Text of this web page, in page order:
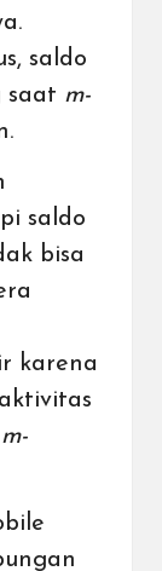
saldo
saat m-
saldo
bisa
karena
m-